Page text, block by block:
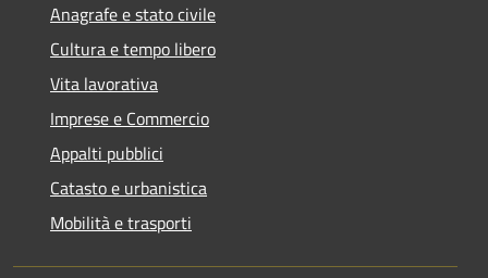
Anagrafe e stato civile
Cultura e tempo libero
Vita lavorativa
Imprese e Commercio
Appalti pubblici
Catasto e urbanistica
Mobilità e trasporti